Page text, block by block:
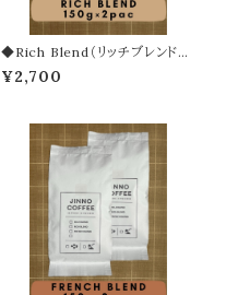
◆Rich Blend（リッチブレンド）1
50g × 2袋
¥2,700